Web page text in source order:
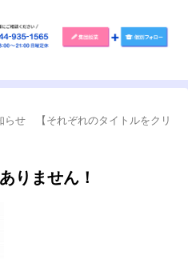
らせ 【それぞれのタイトルをクリ
りません！